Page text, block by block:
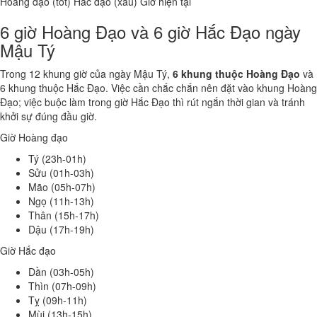
6 giờ Hoàng Đạo và 6 giờ Hắc Đạo ngày
Mậu Tý
Trong 12 khung giờ của ngày Mậu Tý, 6 khung thuộc Hoàng Đạo và
6 khung thuộc Hắc Đạo. Việc cần chắc chắn nên đặt vào khung Hoàng
Đạo; việc buộc làm trong giờ Hắc Đạo thì rút ngắn thời gian và tránh
khởi sự đúng đầu giờ.
Giờ Hoàng đạo
Tý (23h-01h)
Sửu (01h-03h)
Mão (05h-07h)
Ngọ (11h-13h)
Thân (15h-17h)
Dậu (17h-19h)
Giờ Hắc đạo
Dần (03h-05h)
Thìn (07h-09h)
Tỵ (09h-11h)
Mùi (13h-15h)